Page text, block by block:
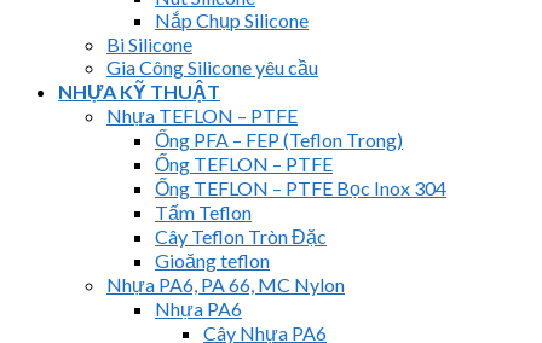
Nắp Chụp Silicone
Bi Silicone
Gia Công Silicone yêu cầu
NHỰA KỸ THUẬT
Nhựa TEFLON – PTFE
Ống PFA – FEP (Teflon Trong)
Ống TEFLON – PTFE
Ống TEFLON – PTFE Bọc Inox 304
Tấm Teflon
Cây Teflon Tròn Đặc
Gioăng teflon
Nhựa PA6, PA 66, MC Nylon
Nhựa PA6
Cây Nhựa PA6